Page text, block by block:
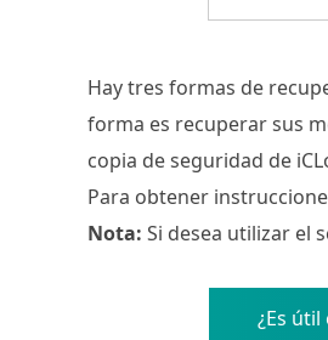
Hay tres formas de
forma es recuperar sus
copia de seguridad de
Para obtener
Nota: Si desea utilizar el
¿Es